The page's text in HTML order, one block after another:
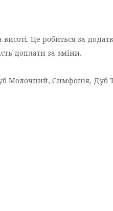
Це робиться за
доплати за зміни.
Молочний, Симфонія,